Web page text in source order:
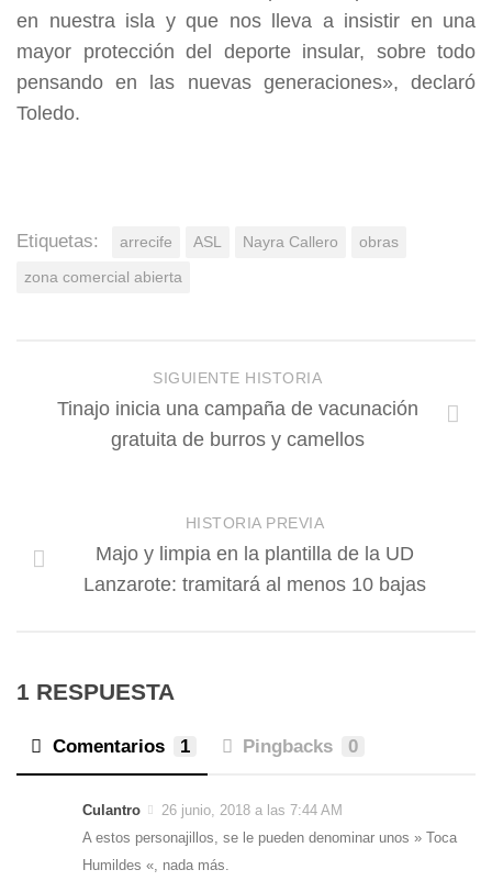
en nuestra isla y que nos lleva a insistir en una
mayor protección del deporte insular, sobre todo
pensando en las nuevas generaciones», declaró
Toledo.
Etiquetas: arrecife ASL Nayra Callero
obras
zona comercial abierta
SIGUIENTE HISTORIA
Tinajo inicia una campaña de vacunación
gratuita de burros y camellos
HISTORIA PREVIA
Majo y limpia en la plantilla de la UD
Lanzarote: tramitará al menos 10 bajas
1 RESPUESTA
Comentarios 1 Pingbacks 0
Culantro
26 junio, 2018 a las 7:44 AM
A estos personajillos, se le pueden denominar unos » Toca
Humildes «, nada más.